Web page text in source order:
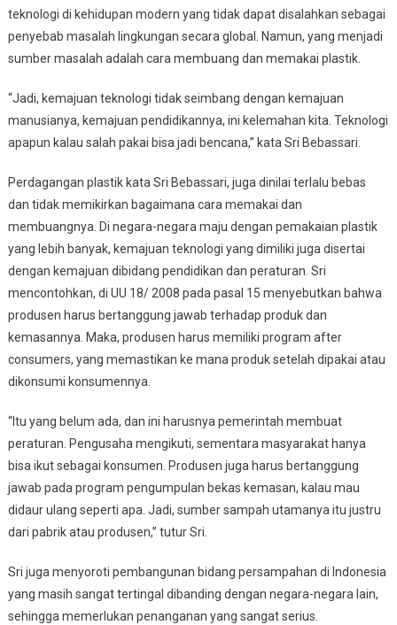
teknologi di kehidupan modern yang tidak dapat disalahkan sebagai
penyebab masalah lingkungan secara global. Namun, yang menjadi
sumber masalah adalah cara membuang dan memakai plastik.
“Jadi, kemajuan teknologi tidak seimbang dengan kemajuan
manusianya, kemajuan pendidikannya, ini kelemahan kita. Teknologi
apapun kalau salah pakai bisa jadi bencana,” kata Sri Bebassari.
Perdagangan plastik kata Sri Bebassari, juga dinilai terlalu bebas
dan tidak memikirkan bagaimana cara memakai dan
membuangnya. Di negara-negara maju dengan pemakaian plastik
yang lebih banyak, kemajuan teknologi yang dimiliki juga disertai
dengan kemajuan dibidang pendidikan dan peraturan. Sri
mencontohkan, di UU 18/ 2008 pada pasal 15 menyebutkan bahwa
produsen harus bertanggung jawab terhadap produk dan
kemasannya. Maka, produsen harus memiliki program after
consumers, yang memastikan ke mana produk setelah dipakai atau
dikonsumi konsumennya.
“Itu yang belum ada, dan ini harusnya pemerintah membuat
peraturan. Pengusaha mengikuti, sementara masyarakat hanya
bisa ikut sebagai konsumen. Produsen juga harus bertanggung
jawab pada program pengumpulan bekas kemasan, kalau mau
didaur ulang seperti apa. Jadi, sumber sampah utamanya itu justru
dari pabrik atau produsen,” tutur Sri.
Sri juga menyoroti pembangunan bidang persampahan di Indonesia
yang masih sangat tertingal dibanding dengan negara-negara lain,
sehingga memerlukan penanganan yang sangat serius.